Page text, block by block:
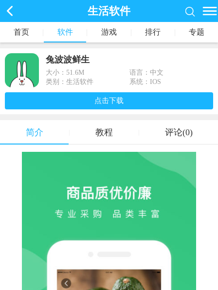
生活软件
首页 软件 游戏 排行 专题
兔波波鲜生
大小： 51.6M
语言：中文
类别：生活软件
系统：IOS
点击下载
简介 教程 评论(0)